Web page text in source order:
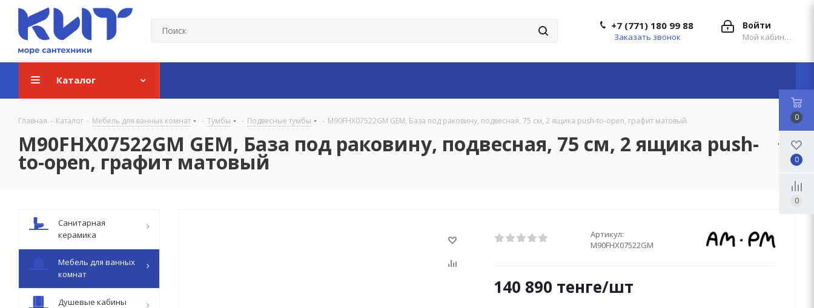
Войти
Мой кабинет
+7 (771) 180 99 88
Заказать звонок
Каталог
Главная - Каталог - Мебель для ванных комнат - Тумбы - Подвесные тумбы - M90FHX07522GM GEM, База под раковину, подвесная, 75 см, 2 ящика push-to-open, графит матовый
M90FHX07522GM GEM, База под раковину, подвесная, 75 см, 2 ящика push-
to-open, графит матовый
Артикул:
M90FHX07522GM
140 890 тенге/шт
Санитарная
керамика
Мебель для ванных
комнат
Душевые кабины
0
0
0